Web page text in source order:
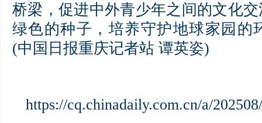
桥梁，促进中外青少年之间的文化
绿色的种子，培养守护地球家园的
(中国日报重庆记者站 谭英姿)
https://cq.chinadaily.com.cn/a/